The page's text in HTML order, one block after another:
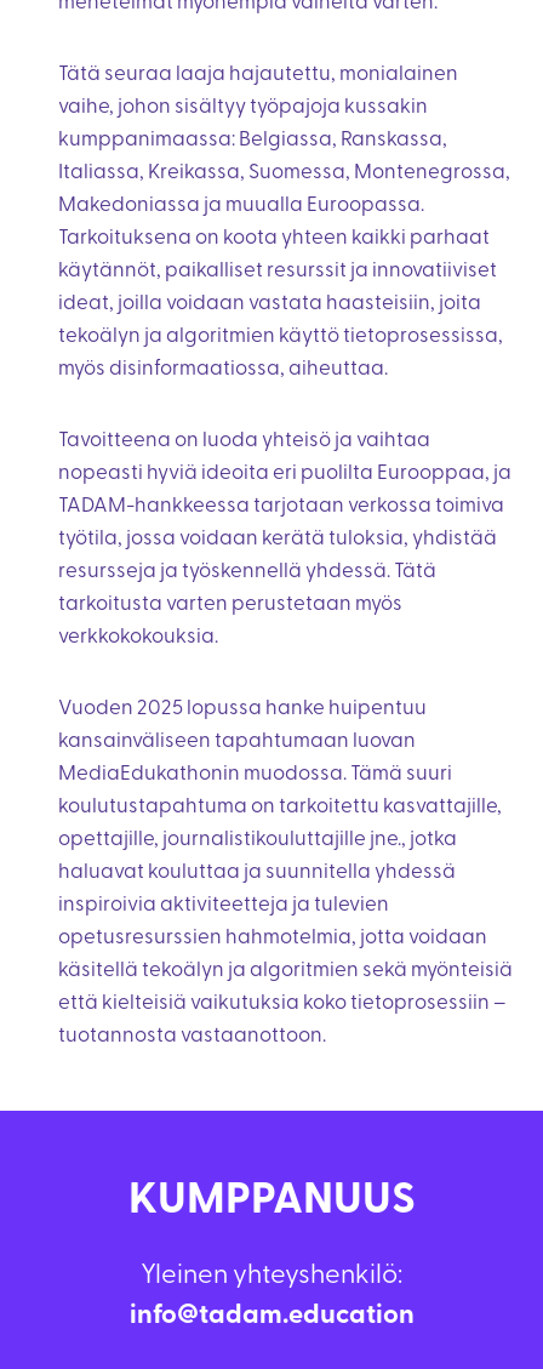
Tätä seuraa laaja hajautettu, monialainen
vaihe, johon sisältyy työpajoja kussakin
kumppanimaassa: Belgiassa, Ranskassa,
Italiassa, Kreikassa, Suomessa, Montenegrossa,
Makedoniassa ja muualla Euroopassa.
Tarkoituksena on koota yhteen kaikki parhaat
käytännöt, paikalliset resurssit ja innovatiiviset
ideat, joilla voidaan vastata haasteisiin, joita
tekoälyn ja algoritmien käyttö tietoprosessissa,
myös disinformaatiossa, aiheuttaa.
Tavoitteena on luoda yhteisö ja vaihtaa
nopeasti hyviä ideoita eri puolilta Eurooppaa, ja
TADAM-hankkeessa tarjotaan verkossa toimiva
työtila, jossa voidaan kerätä tuloksia, yhdistää
resursseja ja työskennellä yhdessä. Tätä
tarkoitusta varten perustetaan myös
verkkokokouksia.
Vuoden 2025 lopussa hanke huipentuu
kansainväliseen tapahtumaan luovan
MediaEdukathonin muodossa. Tämä suuri
koulutustapahtuma on tarkoitettu kasvattajille,
opettajille, journalistikouluttajille jne., jotka
haluavat kouluttaa ja suunnitella yhdessä
inspiroivia aktiviteetteja ja tulevien
opetusresurssien hahmotelmia, jotta voidaan
käsitellä tekoälyn ja algoritmien sekä myönteisiä
että kielteisiä vaikutuksia koko tietoprosessiin –
tuotannosta vastaanottoon.
KUMPPANUUS
Yleinen yhteyshenkilö:
info@tadam.education